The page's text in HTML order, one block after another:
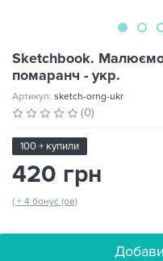
Sketchbook.
помаранч - укр.
Артикул: sketch-orng-ukr
(0)
100 + купили
420 грн
( + 4 бонус (ов)